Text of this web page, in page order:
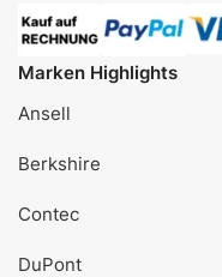
Marken Highlights
Ansell
Berkshire
Contec
DuPont